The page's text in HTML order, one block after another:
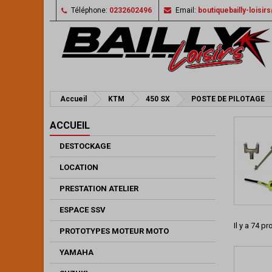
Téléphone: 0232602496 Email: boutiquebailly-
Accueil KTM 450 SX POSTE DE PILOTAGE
ACCUEIL
DESTOCKAGE
LOCATION
PRESTATION ATELIER
ESPACE SSV
PROTOTYPES MOTEUR MOTO
YAMAHA
Il y a 74